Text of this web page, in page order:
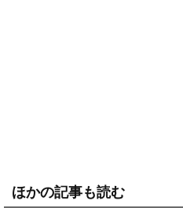
ほかの記事も読む